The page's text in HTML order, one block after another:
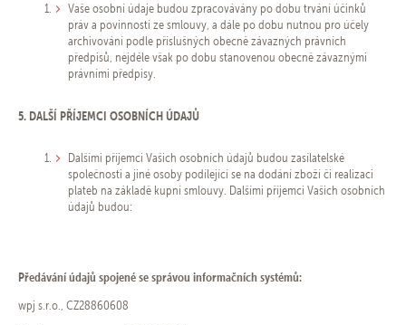
Vaše osobní údaje budou zpracovávány po dobu trvání účinků
práv a povinností ze smlouvy, a dále po dobu nutnou pro účely
archivování podle příslušných obecně závazných právních
předpisů, nejdéle však po dobu stanovenou obecně závaznými
právními předpisy.
5. DALŠÍ PŘÍJEMCI OSOBNÍCH ÚDAJŮ
Dalšími příjemci Vašich osobních údajů budou zasílatelské
společnosti a jiné osoby podílející se na dodání zboží či realizaci
plateb na základě kupní smlouvy. Dalšími příjemci Vašich osobních
údajů budou:
Předávání údajů spojené se správou informačních systémů:
wpj s.r.o., CZ28860608